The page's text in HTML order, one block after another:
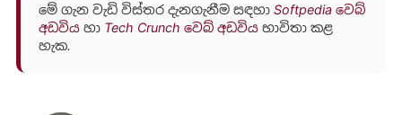
මේ ගැන වැඩි විස්තර දැනගැනීම සඳහා Softpedia වෙබ්
අඩවියහා Tech Crunch වෙබ් අඩවියභාවිතා කළ
හැක.